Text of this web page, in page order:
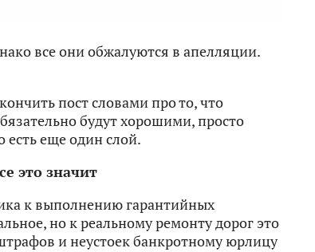
все они обжалуются в апелляции.
пост словами про то, что
будут хорошими, просто
еще один слой.
это значит
к выполнению гарантийных
но к реальному ремонту дорог это
и неустоек банкротному юрлицу